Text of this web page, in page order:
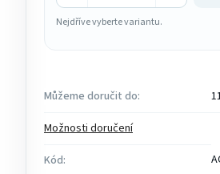
Nejdříve vyberte variantu.
Můžeme doručit do:
Možnosti doručení
Kód: